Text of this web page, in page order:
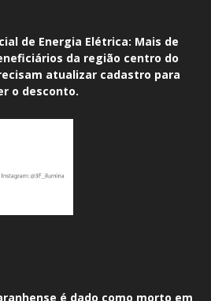
de Energia Elétrica: Mais de
da região centro do
atualizar cadastro para
o desconto.
é dado como morto em